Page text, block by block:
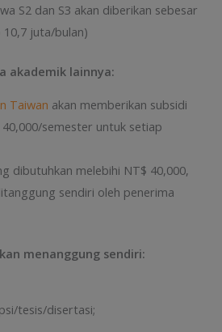
S2 dan S3 akan diberikan sebesar
10,7 juta/bulan)
akademik lainnya:
Taiwan akan memberikan subsidi
semester untuk setiap
dibutuhkan melebihi NT$ 40,000,
sendiri oleh penerima
menanggung sendiri:
tesis/disertasi;